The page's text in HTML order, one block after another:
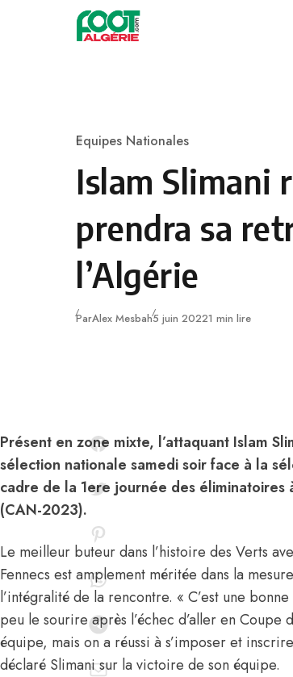
Skip to content
Category
Equipes Nationales
Islam Slimani
prendra sa
l’Algérie
ParAlex MesbahPublié
5 juin 20221 min lire
Présent en zone mixte, l’attaquant Islam
sélection nationale samedi soir face à la
cadre de la 1ere journée des éliminatoires
(CAN-2023).
Le meilleur buteur dans l’histoire des Verts
Fennecs est amplement méritée dans la
l’intégralité de la rencontre. « C’est une
peu le sourire après l’échec d’aller en
équipe, mais on a réussi à s’imposer et
déclaré Slimani sur la victoire de son équipe.